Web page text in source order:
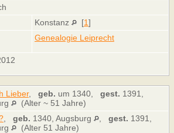
Konstanz [1]
Genealogie Leiprecht
Lieber, geb. um 1340, gest. 1391,
(Alter ~ 51 Jahre)
geb. 1340, Augsburg gest. 1391,
(Alter 51 Jahre)